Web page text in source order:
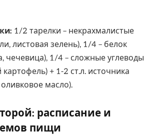
1/2 тарелки – некрахмалистые
листовая зелень), 1/4 – белок
чечевица), 1/4 – сложные углеводы
картофель) + 1-2 ст.л. источника
масло).
расписание и
пищи